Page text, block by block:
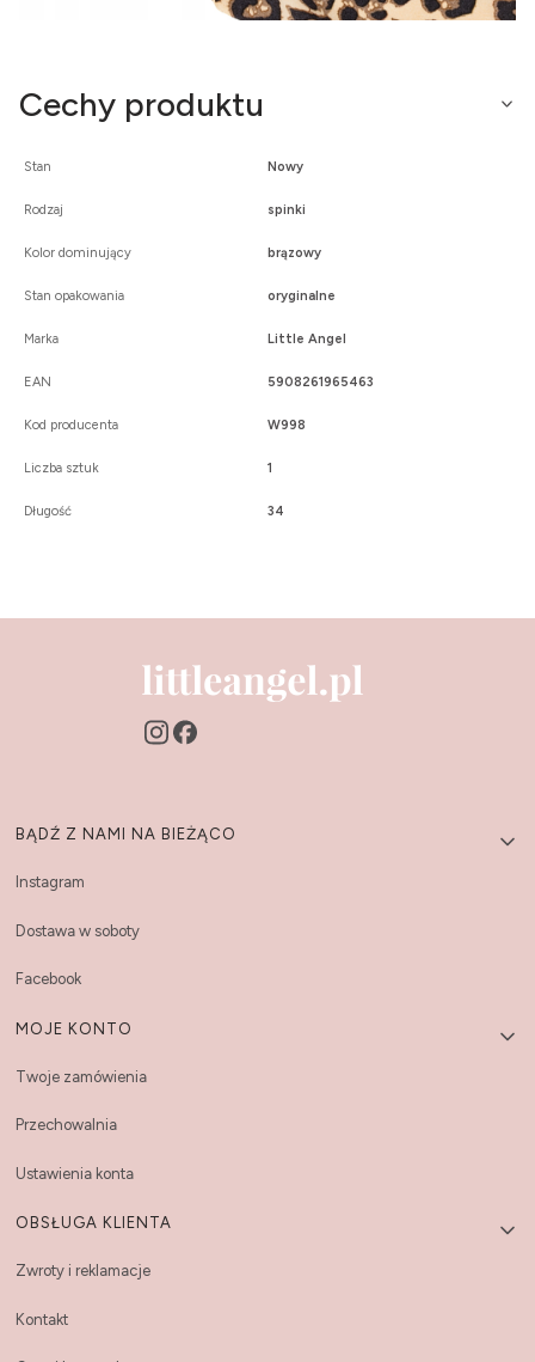
Cechy produktu
Stan Nowy
Rodzaj spinki
Kolor dominujący brązowy
Stan opakowania oryginalne
Marka Little Angel
EAN 5908261965463
Kod producenta W998
Liczba sztuk 1
Długość 34
Linki w stopce
BĄDŹ Z NAMI NA BIEŻĄCO
Instagram
Dostawa w soboty
Facebook
MOJE KONTO
Twoje zamówienia
Przechowalnia
Ustawienia konta
OBSŁUGA KLIENTA
Zwroty i reklamacje
Kontakt